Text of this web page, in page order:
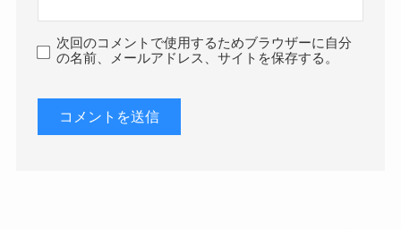
次回のコメントで使用するためブラウザーに自分
の名前、メールアドレス、サイトを保存する。